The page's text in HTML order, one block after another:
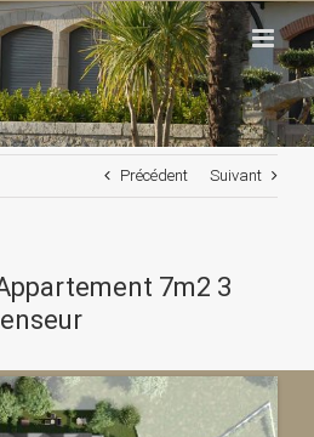
Précédent Suivant
7m2 3